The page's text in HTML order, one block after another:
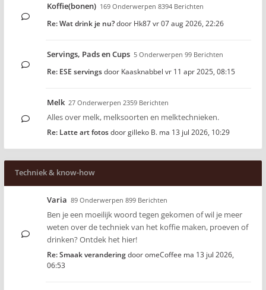
Koffie(bonen) 169 Onderwerpen 8394 Berichten
Re: Wat drink je nu?door Hk87vr 07 aug 2026, 22:26
Servings, Pads en Cups 5 Onderwerpen 99 Berichten
Re: ESE servingsdoor Kaasknabbel vr 11 apr 2025, 08:15
Melk 27 Onderwerpen 2359 Berichten
Alles over melk, melksoorten en melktechnieken.
Re: Latte art fotosdoorgilleko B. ma 13 jul 2026, 10:29
Techniek & know-how
Varia 89 Onderwerpen 899 Berichten
Ben je een moeilijk woord tegen gekomen of wil je meer
weten over de techniek van het koffie maken, proeven of
drinken? Ontdek het hier!
Re: Smaak veranderingdooromeCoffee ma 13 jul 2026,
06:53